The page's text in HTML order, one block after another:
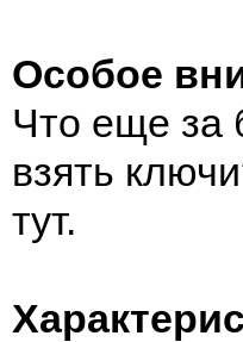
Особое
Что еще за
взять
тут.